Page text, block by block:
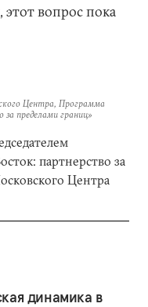
вопрос пока
Центра, Программа
пределами границ»
партнерство за
Центра
динамика в